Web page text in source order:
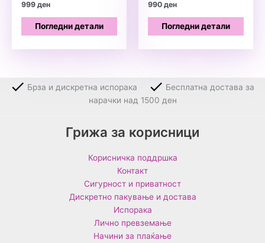
999ден
Погледни детали
990ден
Погледни детали
Брза и дискретна испорака
Бесплатна достава за
нарачки над 1500 ден
Грижа за корисници
Корисничка поддршка
Контакт
Сигурност и приватност
Дискретно пакување и достава
Испорака
Лично превземање
Начини за плаќање